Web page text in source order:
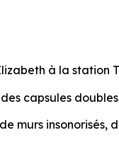
à la station
capsules
murs insonorisés,